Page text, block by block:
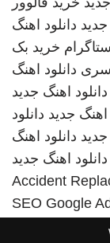
جدید دانلود اهنگ
خرید بک
دانلود اهنگ
دانلود اهنگ جدید
اهنگ جدید دانلود
جدید دانلود اهنگ
دانلود اهنگ جدید
Accident
SEO Google